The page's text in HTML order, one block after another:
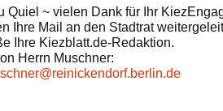
Quiel ~ vielen Dank für Ihr
Ihre Mail an den Stadtrat
Ihre Kiezblatt.de-Redaktion.
Herrn Muschner: